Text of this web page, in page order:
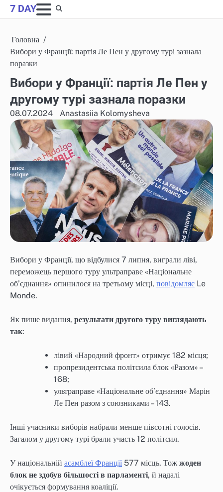
Skip
to
7 DAY
Головна
Вибори у Франції: партія Ле Пен у другому турі зазнала
поразки
Вибори у Франції: партія Ле Пен у
другому турі зазнала поразки
08.07.2024 Anastasiia Kolomysheva
Вибори у Франції, що відбулися 7 липня, виграли ліві,
переможець першого туру ультраправе «Національне
об’єднання» опинилося на третьому місці, повідомляє Le
Monde.
Як пише видання, результати другого туру виглядають
так:
лівий «Народний фронт» отримує 182 місця;
пропрезидентська політсила блок «Разом» –
168;
ультраправе «Національне об’єднання» Марін
Ле Пен разом з союзниками – 143.
Інші учасники виборів набрали менше півсотні голосів.
Загалом у другому турі брали участь 12 політсил.
У національній асамблеї Франції577 місць. Тож жоден
блок не здобув більшості в парламенті, й надалі
очікується формування коаліції.